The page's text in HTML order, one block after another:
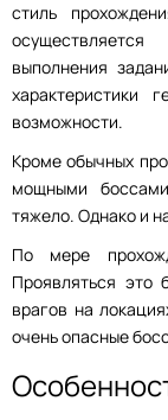
стиль
выполнения
характеристики
возможности.
Кроме обычных
мощными
тяжело. Однако и
По мере
Проявляться это
врагов на
очень опасные